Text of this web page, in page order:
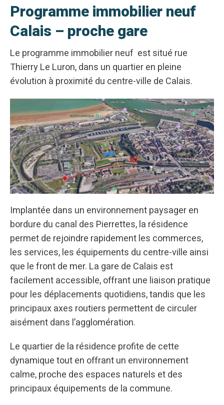
Programme immobilier neuf
Calais – proche gare
Le programme immobilier neuf est situé rue
Thierry Le Luron, dans un quartier en pleine
évolution à proximité du centre-ville de Calais.
Implantée dans un environnement paysager en
bordure du canal des Pierrettes, la résidence
permet de rejoindre rapidement les commerces,
les services, les équipements du centre-ville ainsi
que le front de mer. La gare de Calais est
facilement accessible, offrant une liaison pratique
pour les déplacements quotidiens, tandis que les
principaux axes routiers permettent de circuler
aisément dans l’agglomération.
Le quartier de la résidence profite de cette
dynamique tout en offrant un environnement
calme, proche des espaces naturels et des
principaux équipements de la commune.